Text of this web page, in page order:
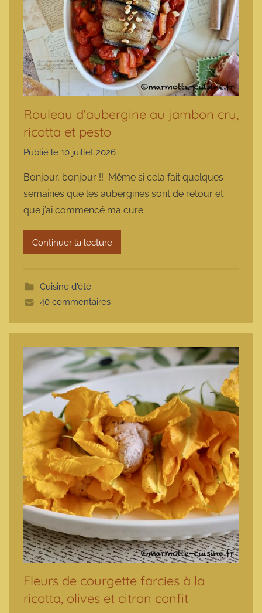
Rouleau d’aubergine au jambon cru,
ricotta et pesto
Publié le 10 juillet 2026
r
m
a
r
Bonjour, bonjour !! Même si cela fait quelques
semaines que les aubergines sont de retour et
que j’ai commencé ma cure
Continuer la lecture
Cuisine d'été
40 commentaires
Fleurs de courgette farcies à la
ricotta, olives et citron confit